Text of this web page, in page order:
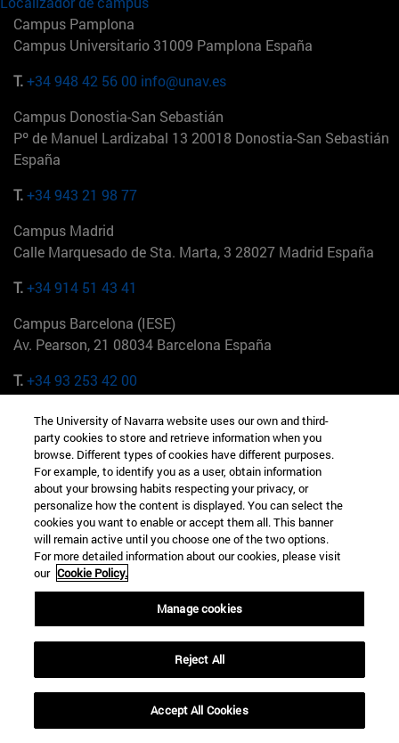
Campus Pamplona
Campus Universitario 31009 Pamplona España
T.+34 948 42 56 00 info@unav.es
Campus Donostia-San Sebastián
Pº de Manuel Lardizabal 13 20018 Donostia-San Sebastián
España
T.+34 943 21 98 77
Campus Madrid
Calle Marquesado de Sta. Marta, 3 28027 Madrid España
T.+34 914 51 43 41
Campus Barcelona (IESE)
Av. Pearson, 21 08034 Barcelona España
T.+34 93 253 42 00
Campus Madrid (IESE)
Camino del Cerro Águila 3 28023 Madrid España
+34 912 11 30 00
Campus Nueva York (IESE)
165 W 57th St 10019-2201 Nueva York EE.UU
+1 646 346 8850
Campus Munich (IESE)
Maria-Theresia-Straße 15 81675 Múnich Alemania
Campus Sao Paulo (IESE)
Rua Martiniano de Carvalho, 573 01321001 Bela Vista Brasil
The University of Navarra website uses our own and third-
party cookies to store and retrieve information when you
browse. Different types of cookies have different purposes.
For example, to identify you as a user, obtain information
about your browsing habits respecting your privacy, or
personalize how the content is displayed. You can select the
cookies you want to enable or accept them all. This banner
will remain active until you choose one of the two options.
For more detailed information about our cookies, please visit
our Cookie Policy.
Manage cookies
Reject All
Accept All Cookies